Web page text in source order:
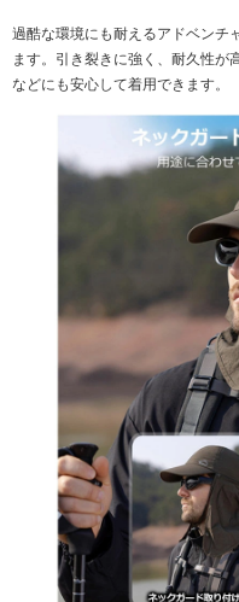
過酷な環境にも耐えるアドベンチ
ます。引き裂きに強く、耐久性が
などにも安心して着用できます。